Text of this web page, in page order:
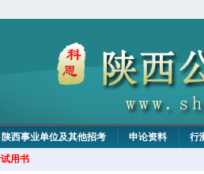
陕西事业单位及其他招考 申论资料
行
用书